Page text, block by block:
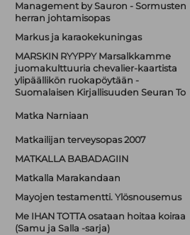
Management by Sauron - Sormusten
herran johtamisopas
Markus ja karaokekuningas
MARSKIN RYYPPY Marsalkkamme
juomakulttuuria chevalier-kaartista
ylipäällikön ruokapöytään -
Suomalaisen Kirjallisuuden Seuran To
Matka Narniaan
Matkailijan terveysopas 2007
MATKALLA BABADAGIIN
Matkalla Marakandaan
Mayojen testamentti. Ylösnousemus
Me IHAN TOTTA osataan hoitaa koiraa
(Samu ja Salla -sarja)